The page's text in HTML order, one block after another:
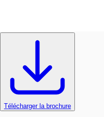
Blog
Télécharger la brochure